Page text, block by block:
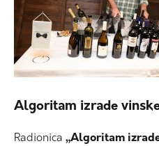
Algoritam izrade
Radionica „Algoritam